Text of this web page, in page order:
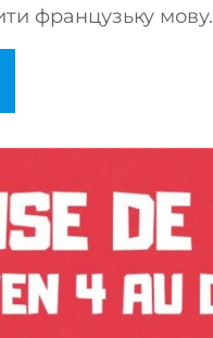
французьку мову.